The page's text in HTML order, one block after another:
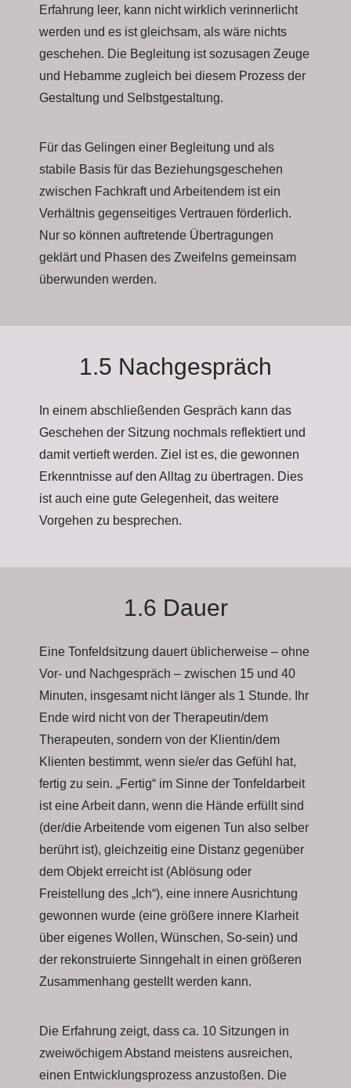
Erfahrung leer, kann nicht wirklich verinnerlicht
werden und es ist gleichsam, als wäre nichts
geschehen. Die Begleitung ist sozusagen Zeuge
und Hebamme zugleich bei diesem Prozess der
Gestaltung und Selbstgestaltung.
Für das Gelingen einer Begleitung und als
stabile Basis für das Beziehungsgeschehen
zwischen Fachkraft und Arbeitendem ist ein
Verhältnis gegenseitiges Vertrauen förderlich.
Nur so können auftretende Übertragungen
geklärt und Phasen des Zweifelns gemeinsam
überwunden werden.
1.5 Nachgespräch
In einem abschließenden Gespräch kann das
Geschehen der Sitzung nochmals reflektiert und
damit vertieft werden. Ziel ist es, die gewonnen
Erkenntnisse auf den Alltag zu übertragen. Dies
ist auch eine gute Gelegenheit, das weitere
Vorgehen zu besprechen.
1.6 Dauer
Eine Tonfeldsitzung dauert üblicherweise – ohne
Vor- und Nachgespräch – zwischen 15 und 40
Minuten, insgesamt nicht länger als 1 Stunde. Ihr
Ende wird nicht von der Therapeutin/dem
Therapeuten, sondern von der Klientin/dem
Klienten bestimmt, wenn sie/er das Gefühl hat,
fertig zu sein. „Fertig“ im Sinne der Tonfeldarbeit
ist eine Arbeit dann, wenn die Hände erfüllt sind
(der/die Arbeitende vom eigenen Tun also selber
berührt ist), gleichzeitig eine Distanz gegenüber
dem Objekt erreicht ist (Ablösung oder
Freistellung des „Ich“), eine innere Ausrichtung
gewonnen wurde (eine größere innere Klarheit
über eigenes Wollen, Wünschen, So-sein) und
der rekonstruierte Sinngehalt in einen größeren
Zusammenhang gestellt werden kann.
Die Erfahrung zeigt, dass ca. 10 Sitzungen in
zweiwöchigem Abstand meistens ausreichen,
einen Entwicklungsprozess anzustoßen. Die